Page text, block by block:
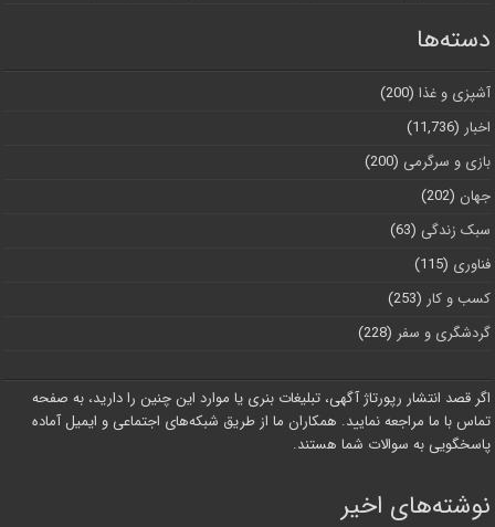
دسته‌ها
آشپزی و غذا (200)
اخبار (11,736)
بازی و سرگرمی (200)
جهان (202)
سبک زندگی (63)
فناوری (115)
کسب و کار (253)
گردشگری و سفر (228)
اگر قصد انتشار رپورتاژ آگهی، تبلیغات بنری یا موارد این چنین را دارید، به صفحه
تماس با ما مراجعه نمایید. همکاران ما از طریق شبکه‌های اجتماعی و ایمیل آماده
پاسخگویی به سوالات شما هستند.
نوشته‌های اخیر